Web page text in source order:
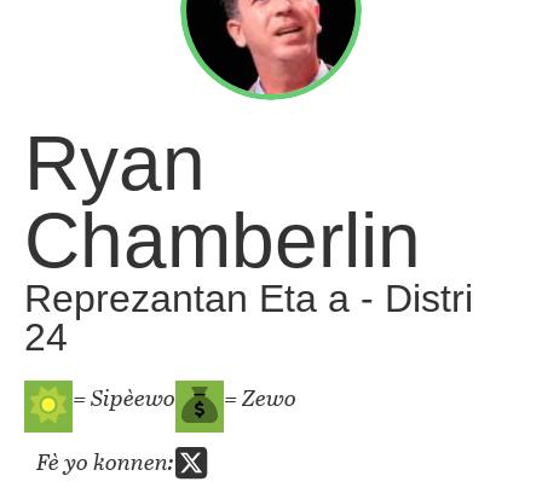
Ryan
Chamberlin
Reprezantan Eta a - Distri
24
= Sipèewo
= Zewo
Fè yo konnen: